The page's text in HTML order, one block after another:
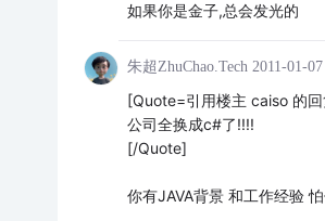
如果你是金子,总会发光的
朱超ZhuChao.Tech 2011-01-07
[Quote=引用楼主 caiso 的
公司全换成c#了!!!!
[/Quote]
你有JAVA背景 和工作经验